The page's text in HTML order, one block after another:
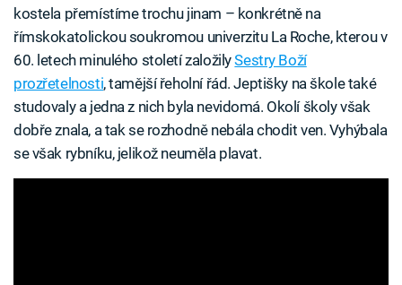
kostela přemístíme trochu jinam – konkrétně na
římskokatolickou soukromou univerzitu La Roche, kterou v
60. letech minulého století založilySestry Boží
prozřetelnosti, tamější řeholní řád. Jeptišky na škole také
studovaly a jedna z nich byla nevidomá. Okolí školy však
dobře znala, a tak se rozhodně nebála chodit ven. Vyhýbala
se však rybníku, jelikož neuměla plavat.